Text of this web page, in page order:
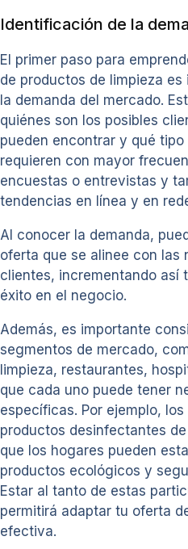
Identificación de la
El primer paso para
de productos de limpieza
la demanda del mercado.
quiénes son los posibles
pueden encontrar y qué
requieren con mayor
encuestas o entrevistas y
tendencias en línea y en
Al conocer la demanda,
oferta que se alinee con las
clientes, incrementando así
éxito en el negocio.
Además, es importante
segmentos de mercado,
limpieza, restaurantes,
que cada uno puede tener
específicas. Por ejemplo,
productos desinfectantes
que los hogares pueden
productos ecológicos y
Estar al tanto de estas
permitirá adaptar tu oferta
efectiva.